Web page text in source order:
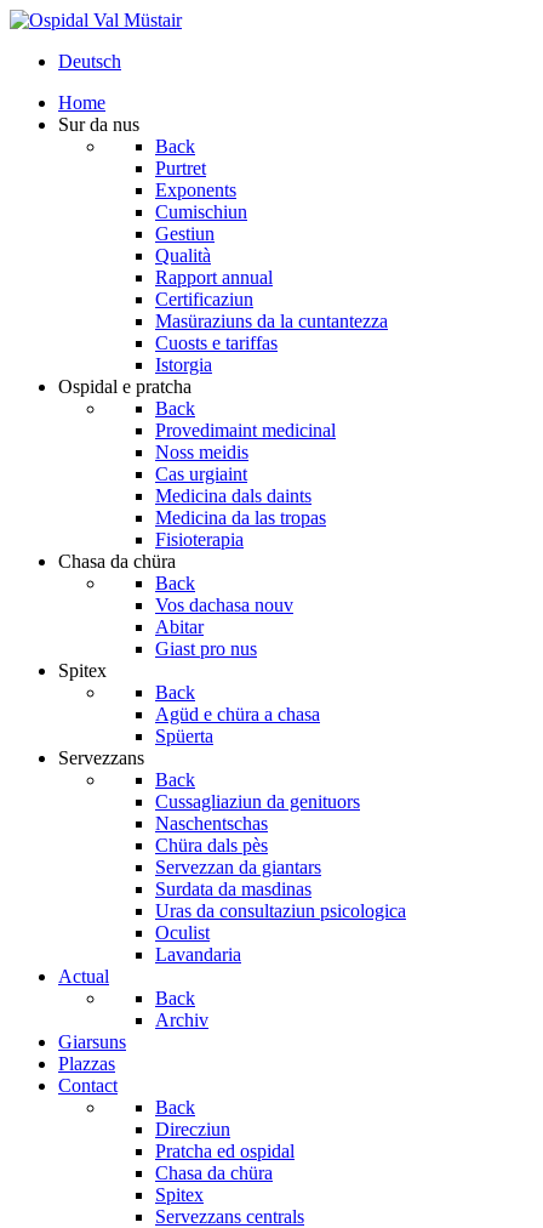
Deutsch
Home
Sur da nus
Back
Purtret
Exponents
Cumischiun
Gestiun
Qualità
Rapport annual
Certificaziun
Masüraziuns da la cuntantezza
Cuosts e tariffas
Istorgia
Ospidal e pratcha
Back
Provedimaint medicinal
Noss meidis
Cas urgiaint
Medicina dals daints
Medicina da las tropas
Fisioterapia
Chasa da chüra
Back
Vos dachasa nouv
Abitar
Giast pro nus
Spitex
Back
Agüd e chüra a chasa
Spüerta
Servezzans
Back
Cussagliaziun da genituors
Naschentschas
Chüra dals pès
Servezzan da giantars
Surdata da masdinas
Uras da consultaziun psicologica
Oculist
Lavandaria
Actual
Back
Archiv
Giarsuns
Plazzas
Contact
Back
Direcziun
Pratcha ed ospidal
Chasa da chüra
Spitex
Servezzans centrals